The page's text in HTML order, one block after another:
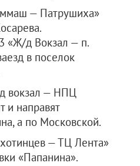
— Патрушиха»
«Ж/д Вокзал — п.
в поселок
вокзал — НПЦ
и направят
а по Московской.
— ТЦ Лента»
«Папанина».